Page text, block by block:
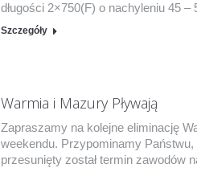
długości 2×750(F) o nachyleniu 45
Szczegóły
Warmia i Mazury Pływają
Zapraszamy na kolejne eliminację
weekendu. Przypominamy
przesunięty został termin zawodów